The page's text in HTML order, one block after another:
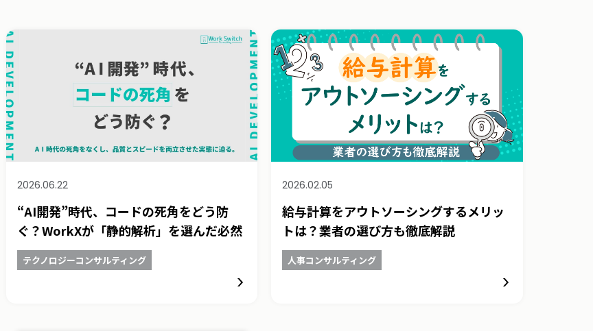
2026.06.22
“AI開発”時代、コードの死角をどう防
ぐ？WorkXが「静的解析」を選んだ必然
テクノロジーコンサルティング
2026.02.05
給与計算をアウトソーシングするメリッ
トは？業者の選び方も徹底解説
人事コンサルティング